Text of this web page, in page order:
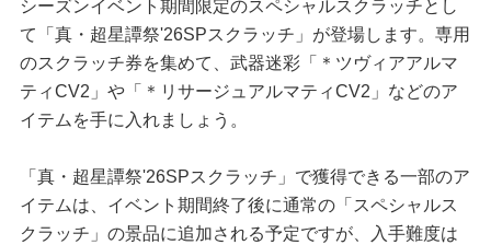
シーズンイベント期間限定のスペシャルスクラッチとし
て「真・超星譚祭'26SPスクラッチ」が登場します。専用
のスクラッチ券を集めて、武器迷彩「＊ツヴィアアルマ
ティCV2」や「＊リサージュアルマティCV2」などのア
イテムを手に入れましょう。
「真・超星譚祭'26SPスクラッチ」で獲得できる一部のア
イテムは、イベント期間終了後に通常の「スペシャルス
クラッチ」の景品に追加される予定ですが、入手難度は